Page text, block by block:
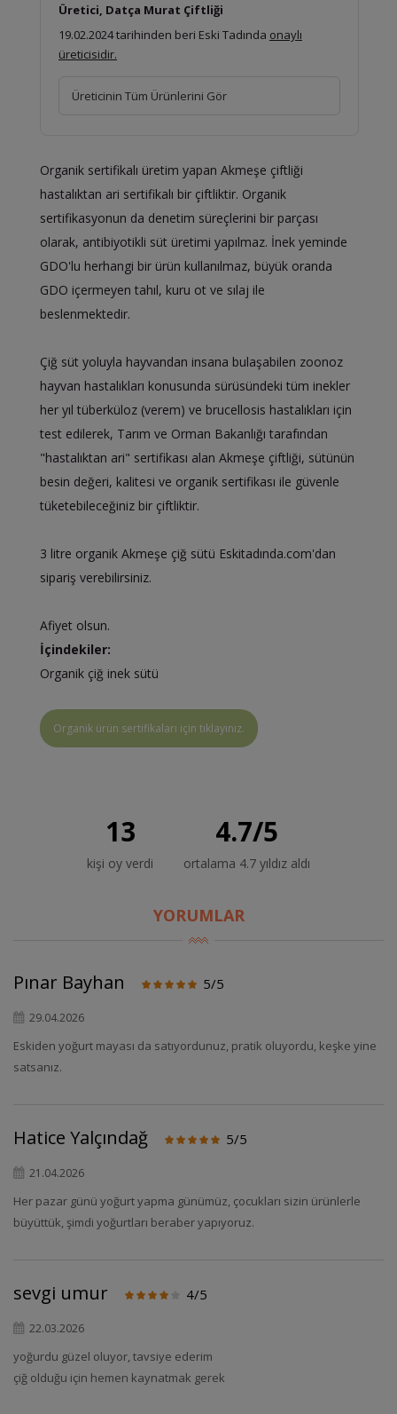
Üretici, Datça Murat Çiftliği
19.02.2024 tarihinden beri Eski Tadında onaylı
üreticisidir.
Üreticinin Tüm Ürünlerini Gör
Organik sertifikalı üretim yapan Akmeşe çiftliği
hastalıktan ari sertifikalı bir çiftliktir. Organik
sertifikasyonun da denetim süreçlerini bir parçası
olarak, antibiyotikli süt üretimi yapılmaz. İnek yeminde
GDO'lu herhangi bir ürün kullanılmaz, büyük oranda
GDO içermeyen tahıl, kuru ot ve sılaj ile
beslenmektedir.
Çiğ süt yoluyla hayvandan insana bulaşabilen zoonoz
hayvan hastalıkları konusunda sürüsündeki tüm inekler
her yıl tüberküloz (verem) ve brucellosis hastalıkları için
test edilerek, Tarım ve Orman Bakanlığı tarafından
"hastalıktan ari" sertifikası alan Akmeşe çiftliği, sütünün
besin değeri, kalitesi ve organik sertifikası ile güvenle
tüketebileceğiniz bir çiftliktir.
3 litre organik Akmeşe çiğ sütü Eskitadında.com'dan
sipariş verebilirsiniz.
Afiyet olsun.
İçindekiler:
Organik çiğ inek sütü
Organik ürün sertifikaları için tıklayınız.
13
kişi oy verdi
4.7/5
ortalama 4.7 yıldız aldı
YORUMLAR
Pınar Bayhan 5/5
29.04.2026
Eskiden yoğurt mayası da satıyordunuz, pratik oluyordu, keşke yine
satsanız.
Hatice Yalçındağ 5/5
21.04.2026
Her pazar günü yoğurt yapma günümüz, çocukları sizin ürünlerle
büyüttük, şimdi yoğurtları beraber yapıyoruz.
sevgi umur 4/5
22.03.2026
yoğurdu güzel oluyor, tavsiye ederim
çiğ olduğu için hemen kaynatmak gerek